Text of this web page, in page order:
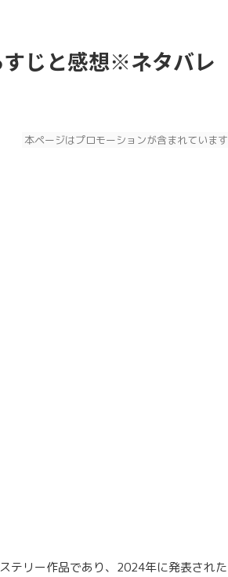
すじと感想※ネタバレ
本ページはプロモーションが含まれています
テリー作品であり、2024年に発表された